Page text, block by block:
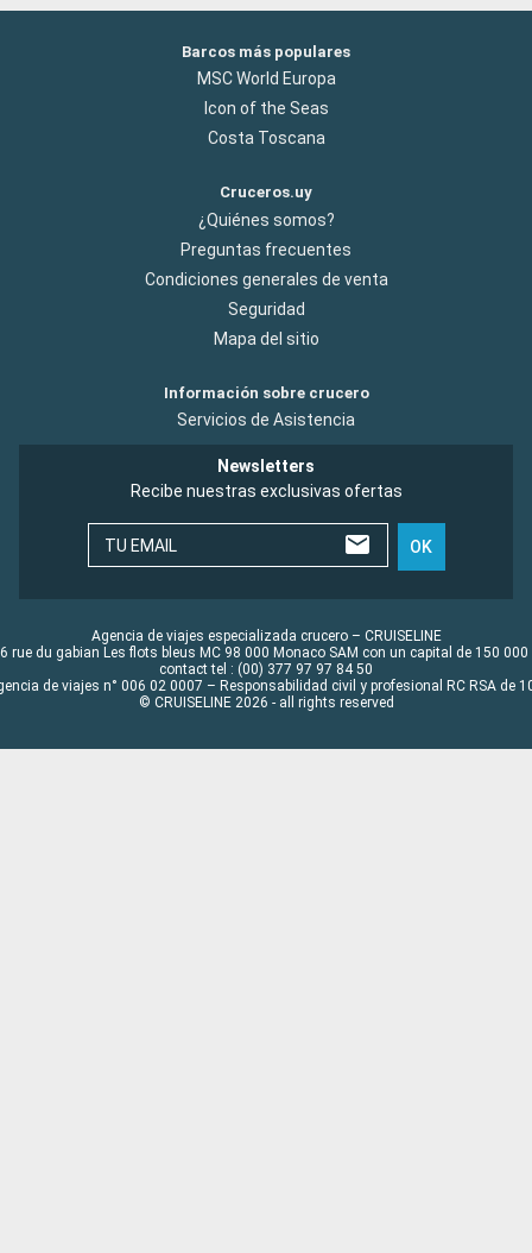
Barcos más populares
MSC World Europa
Icon of the Seas
Costa Toscana
Cruceros.uy
¿Quiénes somos?
Preguntas frecuentes
Condiciones generales de venta
Seguridad
Mapa del sitio
Información sobre crucero
Servicios de Asistencia
Newsletters
Recibe nuestras exclusivas ofertas
TU EMAIL OK
Agencia de viajes especializada crucero – CRUISELINE
rue du gabian Les flots bleus MC 98 000 Monaco SAM con un capital de 150 000
contact tel : (00) 377 97 97 84 50
de viajes n° 006 02 0007 – Responsabilidad civil y profesional RC RSA de
© CRUISELINE 2026 - all rights reserved